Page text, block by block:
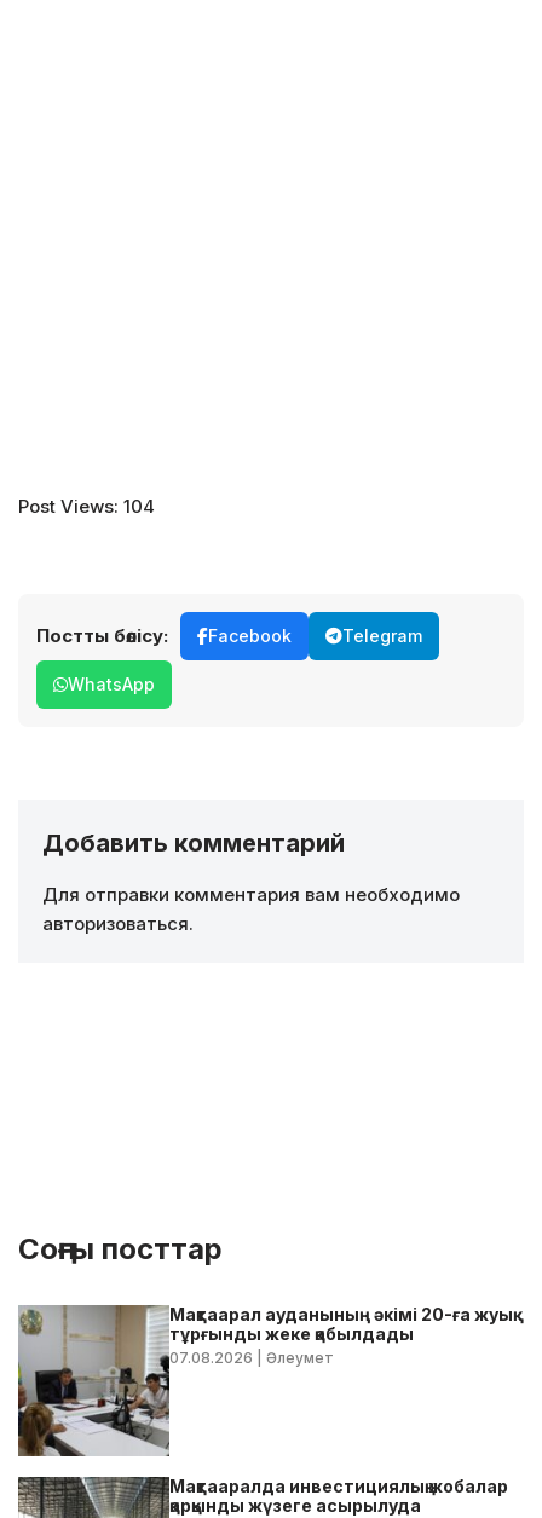
Post Views: 104
Постты бөлісу: Facebook Telegram
WhatsApp
Добавить комментарий
Для отправки комментария вам необходимо
авторизоваться.
Соңғы посттар
Мақтаарал ауданының әкімі 20-ға жуық
тұрғынды жеке қабылдады
07.08.2026 | Әлеумет
Мақтааралда инвестициялық жобалар
қарқынды жүзеге асырылуда